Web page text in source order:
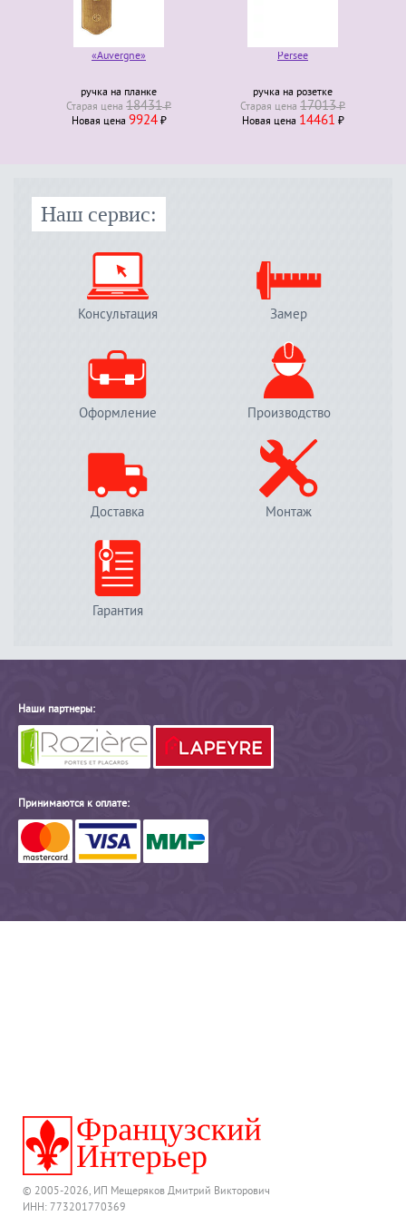
«Auvergne»
ручка на планке
Старая ценa 18431₽
Новая ценa 9924₽
Persee
ручка на розетке
Старая ценa 17013₽
Новая ценa 14461 ₽
Наш сервис:
Консультация Замер
Оформление Производство
Доставка Монтаж
Гарантия
Наши партнеры:
Принимаются к оплате:
© 2005-2026, ИП Мещеряков Дмитрий Викторович
ИНН: 773201770369